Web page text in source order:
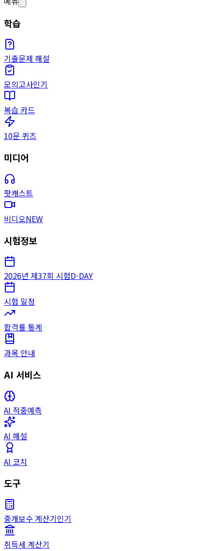
학습
기출문제 해설
모의고사인기
복습 카드
10문 퀴즈
미디어
팟캐스트
비디오NEW
시험정보
2026년 제37회 시험D-DAY
시험 일정
합격률 통계
과목 안내
AI 서비스
AI 적중예측
AI 해설
AI 코치
도구
중개보수 계산기인기
취득세 계산기